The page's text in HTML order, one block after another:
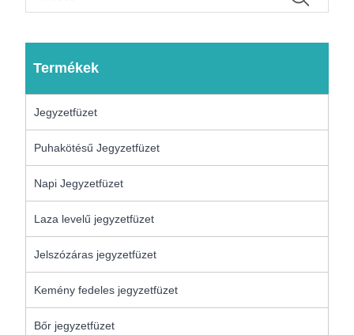
Termékek
Jegyzetfüzet
Puhakötésű Jegyzetfüzet
Napi Jegyzetfüzet
Laza levelű jegyzetfüzet
Jelszózáras jegyzetfüzet
Kemény fedeles jegyzetfüzet
Bőr jegyzetfüzet